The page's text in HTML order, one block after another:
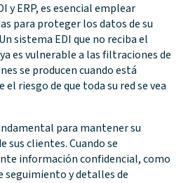
y ERP, es esencial emplear
para proteger los datos de su
sistema EDI que no reciba el
es vulnerable a las filtraciones de
se producen cuando está
el riesgo de que toda su red se vea
para mantener su
sus clientes. Cuando se
información confidencial, como
seguimiento y detalles de